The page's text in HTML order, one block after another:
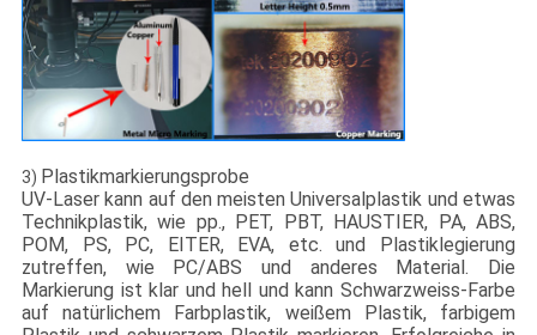
3) Plastikmarkierungsprobe
UV-Laser kann auf den meisten Universalplastik und etwas
Technikplastik, wie pp., PET, PBT, HAUSTIER, PA, ABS,
POM, PS, PC, EITER, EVA, etc. und Plastiklegierung
zutreffen, wie PC/ABS und anderes Material. Die
Markierung ist klar und hell und kann Schwarzweiss-Farbe
auf natürlichem Farbplastik, weißem Plastik, farbigem